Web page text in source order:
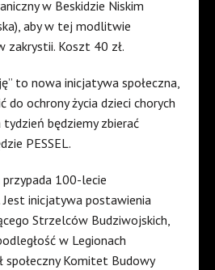
w Beskidzie Niskim
aby w tej modlitwie
zakrystii. Koszt 40 zł.
to nowa inicjatywa społeczna,
do ochrony życia dzieci chorych
będziemy zbierać
PESSEL.
przypada 100-lecie
Jest inicjatywa postawienia
Strzelców Budziwojskich,
w Legionach
społeczny Komitet Budowy